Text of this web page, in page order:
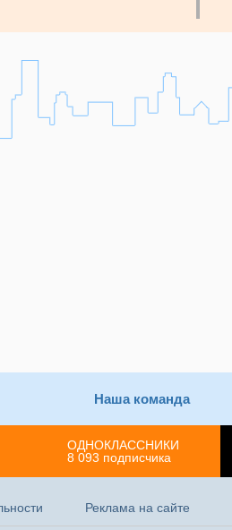
Наша команда
ОДНОКЛАССНИКИ
8 093 подписчика
Реклама на сайте